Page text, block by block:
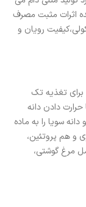
اثرات مثبت مصرف
فولیکولی،کیفیت رویان و
تغذیه تک
دادن دانه
سویا را به ماده
و هم پروتئین،
مرغ گوشتی،